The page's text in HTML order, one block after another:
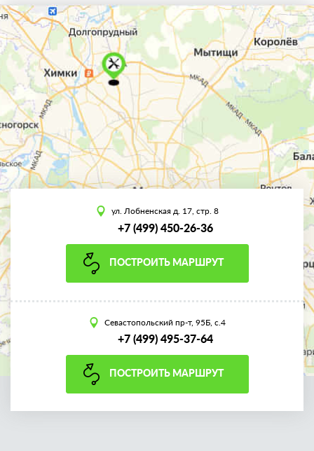
ул. Лобненская д. 17, стр. 8
+7 (499) 450-26-36
ПОСТРОИТЬ МАРШРУТ
Севастопольский пр-т, 95Б, с.4
+7 (499) 495-37-64
ПОСТРОИТЬ МАРШРУТ